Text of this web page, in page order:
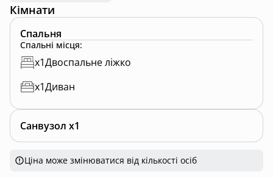
Кімнати
Спальня
Спальні місця:
x1Двоспальне ліжко
x1Диван
Санвузол x1
Ціна може змінюватися від кількості осіб